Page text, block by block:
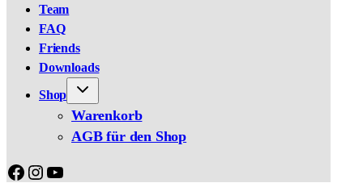
Team
FAQ
Friends
Downloads
Shop
Warenkorb
AGB für den Shop
Facebook
Instagram
YouTube